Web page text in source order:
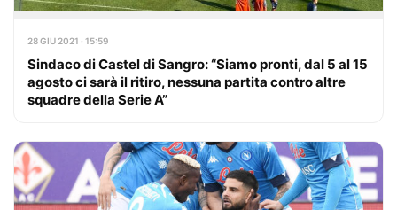
28 GIU 2021 · 15:59
Sindaco di Castel di Sangro: “Siamo pronti, dal 5 al 15
agosto ci sarà il ritiro, nessuna partita contro altre
squadre della Serie A”